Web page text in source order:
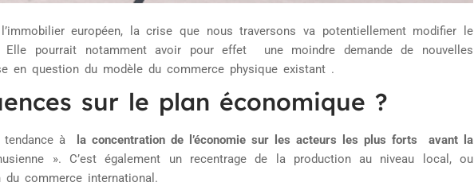
européen, la crise que nous traversons va potentiellement modifier le
Elle pourrait notamment avoir pour effet une moindre demande de nouvelles
en question du modèle du commerce physique existant .
sur le plan économique ?
tendance à
la concentration de l’économie sur les acteurs les plus forts avant la
». C’est également un recentrage de la production au niveau local, ou
commerce international.